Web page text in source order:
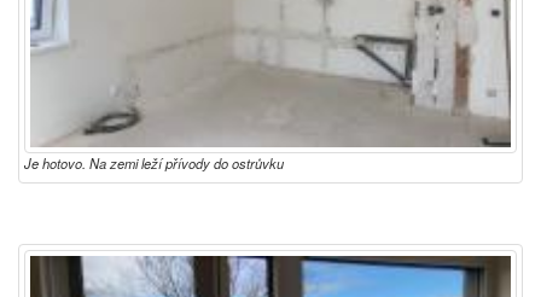
Je hotovo. Na zemi leží přívody do ostrůvku